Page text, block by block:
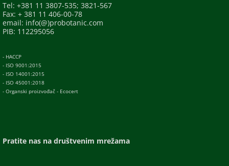
Tel: +381 11 3807-535; 3821-567
Fax: + 381 11 406-00-78
email: info(@)probotanic.com
PIB: 112295056
- HACCP
- ISO 9001:2015
- ISO 14001:2015
- ISO 45001:2018
- Organski proizvođač - Ecocert
Pratite nas na društvenim mrežama